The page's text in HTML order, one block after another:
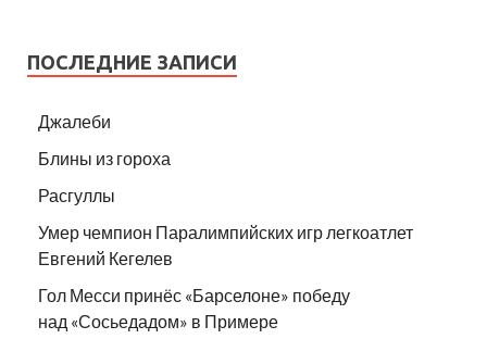
ПОСЛЕДНИЕ ЗАПИСИ
Джалеби
Блины из гороха
Расгуллы
Умер чемпион Паралимпийских игр легкоатлет
Евгений Кегелев
Гол Месси принёс «Барселоне» победу
над «Сосьедадом» в Примере